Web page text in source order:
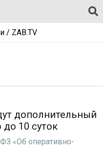
/ ZAB.TV
дополнительный
10 суток
«Об оперативно-